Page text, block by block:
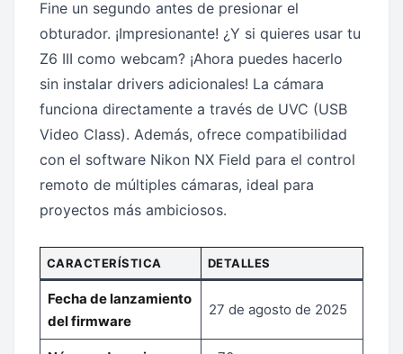
Fine un segundo antes de presionar el
obturador. ¡Impresionante! ¿Y si quieres usar tu
Z6 III como webcam? ¡Ahora puedes hacerlo
sin instalar drivers adicionales! La cámara
funciona directamente a través de UVC (USB
Video Class). Además, ofrece compatibilidad
con el software Nikon NX Field para el control
remoto de múltiples cámaras, ideal para
proyectos más ambiciosos.
CARACTERÍSTICA DETALLES
Fecha de lanzamiento
del firmware
27 de agosto de 2025